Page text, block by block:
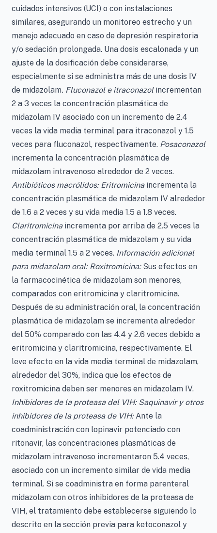
cuidados intensivos (UCI) o con instalaciones
similares, asegurando un monitoreo estrecho y un
manejo adecuado en caso de depresión respiratoria
y/o sedación prolongada. Una dosis escalonada y un
ajuste de la dosificación debe considerarse,
especialmente si se administra más de una dosis IV
de midazolam. Fluconazol e itraconazolincrementan
2 a 3 veces la concentración plasmática de
midazolam IV asociado con un incremento de 2.4
veces la vida media terminal para itraconazol y 1.5
veces para fluconazol, respectivamente. Posaconazol
incrementa la concentración plasmática de
midazolam intravenoso alrededor de 2 veces.
Antibióticos macrólidos: Eritromicinaincrementa la
concentración plasmática de midazolam IV alrededor
de 1.6 a 2 veces y su vida media 1.5 a 1.8 veces.
Claritromicinaincrementa por arriba de 2.5 veces la
concentración plasmática de midazolam y su vida
media terminal 1.5 a 2 veces. Información adicional
para midazolam oral: Roxitromicina:Sus efectos en
la farmacocinética de midazolam son menores,
comparados con eritromicina y claritromicina.
Después de su administración oral, la concentración
plasmática de midazolam se incrementa alrededor
del 50% comparado con las 4.4 y 2.6 veces debido a
eritromicina y claritromicina, respectivamente. El
leve efecto en la vida media terminal de midazolam,
alrededor del 30%, indica que los efectos de
roxitromicina deben ser menores en midazolam IV.
Inhibidores de la proteasa del VIH: Saquinavir y otros
inhibidores de la proteasa de VIH:Ante la
coadministración con lopinavir potenciado con
ritonavir, las concentraciones plasmáticas de
midazolam intravenoso incrementaron 5.4 veces,
asociado con un incremento similar de vida media
terminal. Si se coadministra en forma parenteral
midazolam con otros inhibidores de la proteasa de
VIH, el tratamiento debe establecerse siguiendo lo
descrito en la sección previa para ketoconazol y